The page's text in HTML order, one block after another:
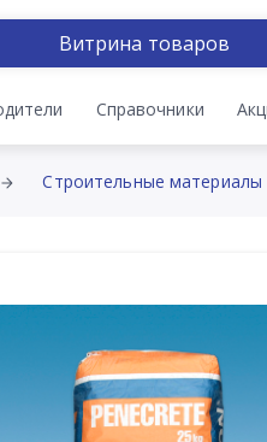
Витрина товаров
Справочники
Строительные материалы